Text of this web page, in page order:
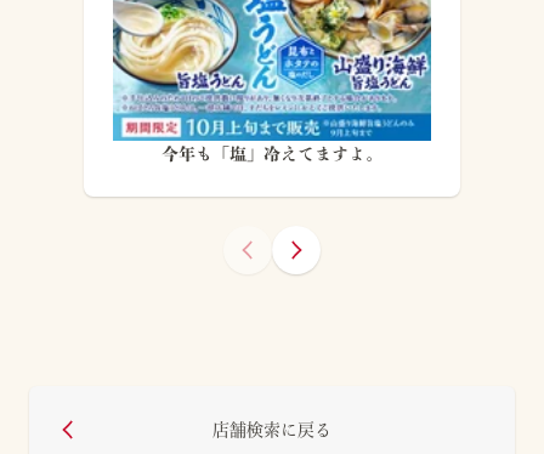
今年も「塩」冷えてますよ。
店舗検索に戻る